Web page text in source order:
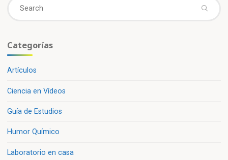
Categorías
Artículos
Ciencia en Vídeos
Guía de Estudios
Humor Químico
Laboratorio en casa